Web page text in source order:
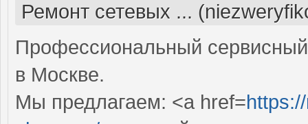
Ремонт сетевых ...
Профессиональный
в Москве.
Мы предлагаем: <a href=